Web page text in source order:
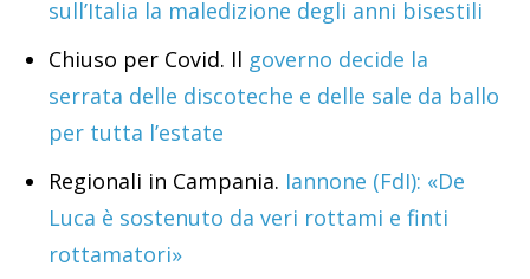
sull’Italia la maledizione degli anni bisestili
Chiuso per Covid. Il governo decide la
serrata delle discoteche e delle sale da ballo
per tutta l’estate
Regionali in Campania. Iannone (FdI): «De
Luca è sostenuto da veri rottami e finti
rottamatori»